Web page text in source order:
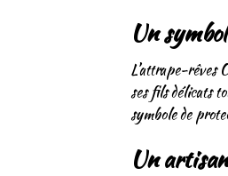
Un
L’attrape-rêves
ses fils délicats
symbole de
Un